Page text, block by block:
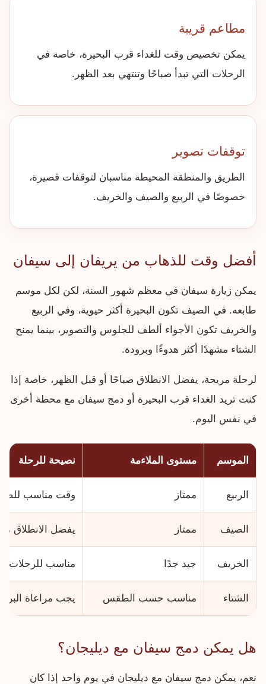
مطاعم قريبة
يمكن تخصيص وقت للغداء قرب البحيرة، خاصة في
الرحلات التي تبدأ صباحًا وتنتهي بعد الظهر.
توقفات تصوير
الطريق والمنطقة المحيطة مناسبان لتوقفات قصيرة،
خصوصًا في الربيع والصيف والخريف.
أفضل وقت للذهاب من يريفان إلى سيفان
يمكن زيارة سيفان في معظم شهور السنة، لكن لكل موسم
طابعه. في الصيف تكون البحيرة أكثر حيوية، وفي الربيع
والخريف تكون الأجواء ألطف للجلوس والتصوير، بينما يمنح
الشتاء مشهدًا أكثر هدوءًا وبرودة.
لرحلة مريحة، يفضل الانطلاق صباحًا أو قبل الظهر، خاصة إذا
كنت تريد الغداء قرب البحيرة أو دمج سيفان مع محطة أخرى
في نفس اليوم.
الموسم مستوى الملاءمة نصيحة للرحلة
الربيع ممتاز وقت مناسب للصور
الصيف ممتاز يفضل الانطلاق
الخريف جيد جدًا مناسب للرحلات
الشتاء مناسب حسب الطقس يجب مراعاة
هل يمكن دمج سيفان مع ديليجان؟
نعم، يمكن دمج سيفان مع ديليجان في يوم واحد إذا كان